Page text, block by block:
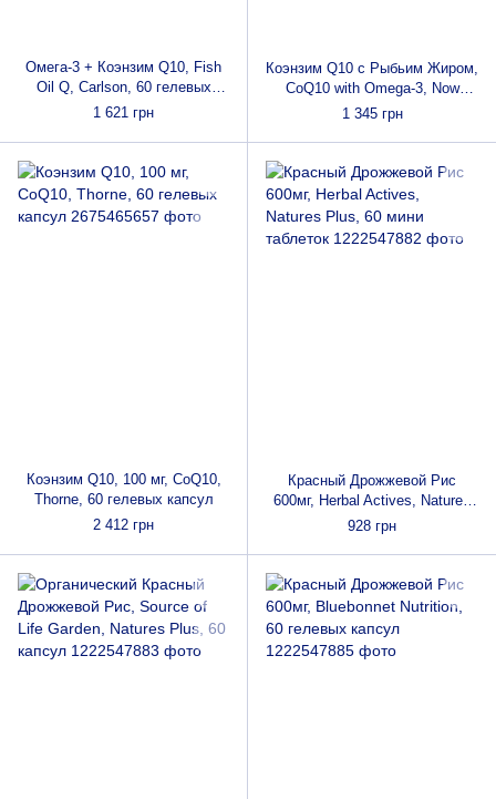
Омега-3 + Коэнзим Q10, Fish
Oil Q, Carlson, 60 гелевых
капсул
1 621 грн
Коэнзим Q10 с Рыбьим Жиром,
CoQ10 with Omega-3, Now
Foods, 60 мг, 120
1 345 грн
Коэнзим Q10, 100 мг, CoQ10,
Thorne, 60 гелевых капсул
2 412 грн
Красный Дрожжевой Рис
600мг, Herbal Actives, Natures
Plus, 60 мини таблеток
928 грн